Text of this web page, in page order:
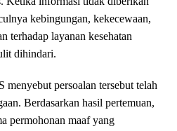
kebingungan, kekecewaan,
terhadap layanan kesehatan
dihindari.
persoalan tersebut telah
Berdasarkan hasil pertemuan,
permohonan maaf yang